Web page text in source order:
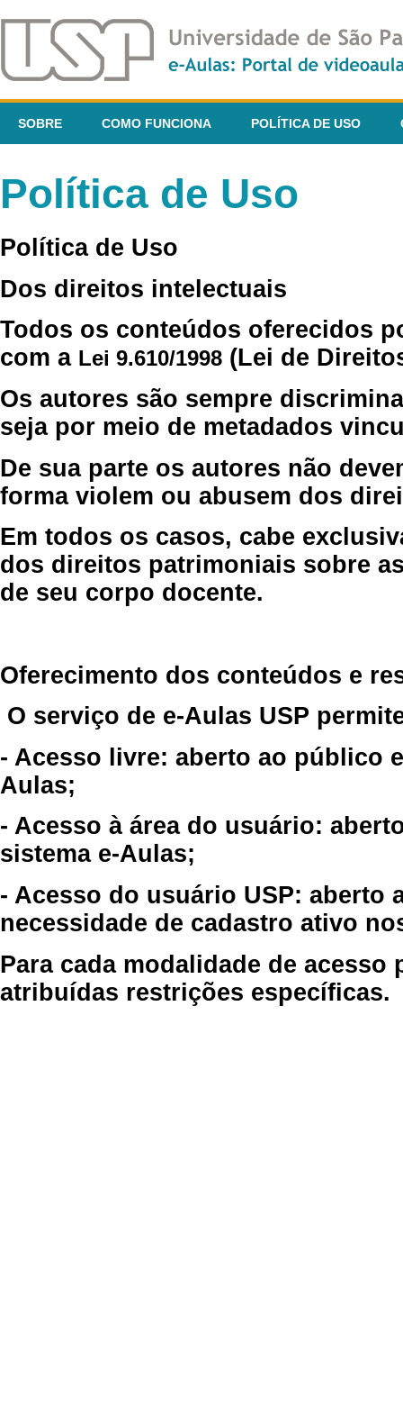
SOBRE COMO FUNCIONA POLÍTICA DE USO
Política de Uso
Política de Uso
Dos direitos intelectuais
Todos os conteúdos oferecidos
com a Lei 9.610/1998 (Lei de
Os autores são sempre
seja por meio de metadados
De sua parte os autores não
forma violem ou abusem dos
Em todos os casos, cabe
dos direitos patrimoniais sobre
de seu corpo docente.
Oferecimento dos conteúdos e
O serviço de e-Aulas USP
- Acesso livre: aberto ao público
Aulas;
- Acesso à área do usuário:
sistema e-Aulas;
- Acesso do usuário USP: aberto
necessidade de cadastro ativo
Para cada modalidade de
atribuídas restrições específicas.